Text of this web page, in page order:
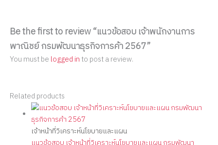
Be the first to review “แนวข้อสอบ เจ้าพนักงานการ
พาณิชย์ กรมพัฒนาธุรกิจการค้า 2567”
You must be logged in to post a review.
Related products
เจ้าหน้าที่วิเคราะห์นโยบายและแผน